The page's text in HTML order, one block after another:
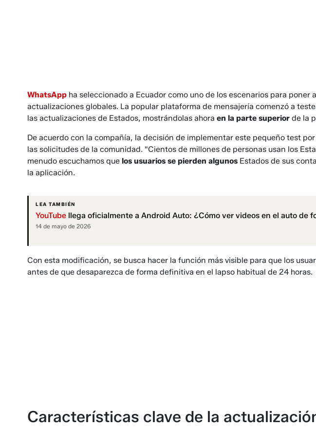
WhatsApp ha seleccionado a Ecuador como uno de los escenarios para poner
actualizaciones globales. La popular plataforma de mensajería comenzó a
las actualizaciones de Estados, mostrándolas ahora en la parte superior de la
De acuerdo con la compañía, la decisión de implementar este pequeño test
las solicitudes de la comunidad. "Cientos de millones de personas usan los
menudo escuchamos que los usuarios se pierden algunos Estados de sus
la aplicación.
LEA TAMBIÉN
YouTube llega oficialmente a Android Auto: ¿Cómo ver videos en el auto de
14 de mayo de 2026
Con esta modificación, se busca hacer la función más visible para que los
antes de que desaparezca de forma definitiva en el lapso habitual de 24 horas.
Características clave de la